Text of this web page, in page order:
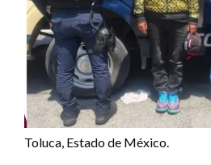
Toluca, Estado de México.